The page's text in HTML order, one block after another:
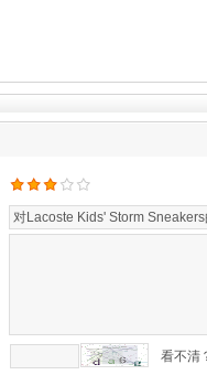
看不清